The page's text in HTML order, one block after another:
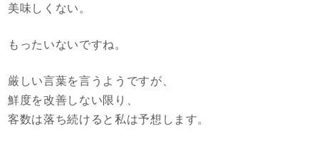
美味しくない。
もったいないですね。
厳しい言葉を言うようですが、
鮮度を改善しない限り、
客数は落ち続けると私は予想します。